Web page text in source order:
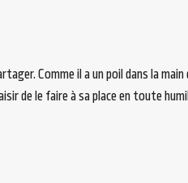
Comme il a un poil dans la main
de le faire à sa place en toute